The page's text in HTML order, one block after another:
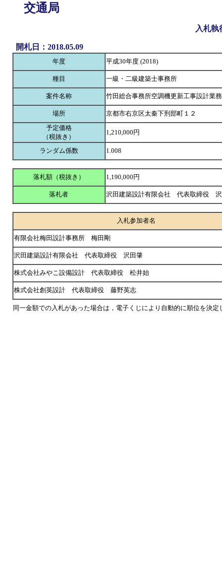
交通局
入札執
開札日：2018.05.09
年度 平成30年度 (2018)
種目 一級・二級建築士事務所
案件名称 竹田総合事務所空調機更新工事設計業
場所
京都市右京区太秦下刑部町１２
予定価格
（税抜き）
1,210,000円
ランダム係数 1.008
落札額（税抜き） 1,190,000円
落札者 沢田建築設計有限会社 代表取締役
入札参加者名
有限会社梅田設計事務所 梅田剛
沢田建築設計有限会社 代表取締役 沢田肇
株式会社みやこ設備設計 代表取締役 松井始
株式会社創英設計 代表取締役 藤野英志
同一金額での入札があった場合は，電子くじにより自動的に順位を決定